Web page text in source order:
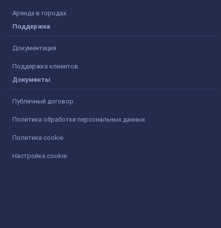
Аренда в городах
Поддержка
Документация
Поддержка клиентов
Документы
Публичный договор
Политика обработки персональных данных
Политика cookie
Настройка cookie